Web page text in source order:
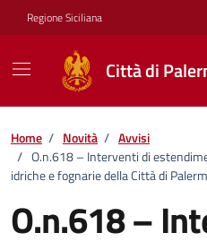
Vai ai contenuti
Vai al footer
Regione Siciliana
Città di
Home / Novità / Avvisi
/ O.n.618 – Interventi di
idriche e fognarie della Città di
O.n.618 –